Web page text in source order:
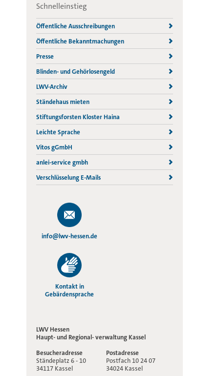
Schnelleinstieg
Öffentliche Ausschreibungen
Öffentliche Bekanntmachungen
Presse
Blinden- und Gehörlosengeld
LWV-Archiv
Ständehaus mieten
Stiftungsforsten Kloster Haina
Leichte Sprache
Vitos gGmbH
anlei-service gmbh
Verschlüsselung E-Mails
info@lwv-hessen.de
Kontakt in
Gebärdensprache
LWV Hessen
Haupt- und Regional-verwaltung Kassel
Besucheradresse
Ständeplatz 6 - 10
34117 Kassel
Postadresse
Postfach 10 24 07
34024 Kassel